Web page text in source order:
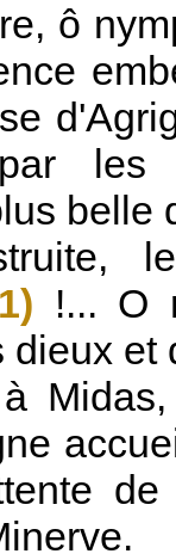
ô
par
belle
!... O
dieux et